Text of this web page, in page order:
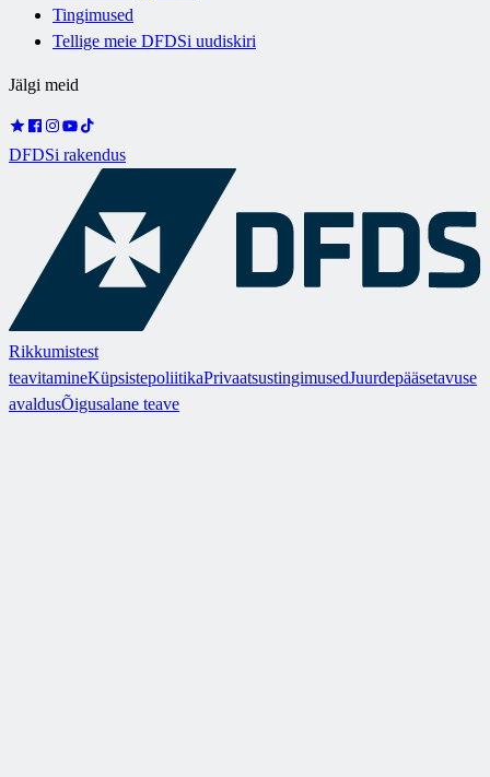
Tingimused
Tellige meie DFDSi uudiskiri
Jälgi meid
DFDSi rakendus
Rikkumistest
teavitamineKüpsistepoliitikaPrivaatsustingimusedJuurdepääsetavuse
avaldusÕigusalane teave